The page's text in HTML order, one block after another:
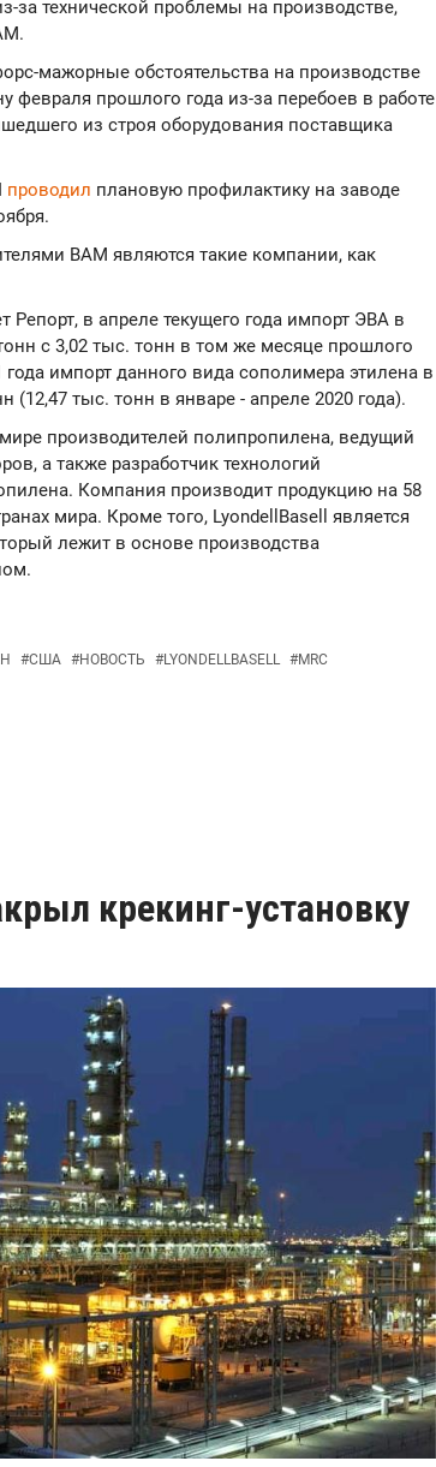
технической проблемы на производстве,
мажорные обстоятельства на производстве
февраля прошлого года из-за перебоев в работе
из строя оборудования поставщика
проводил плановую профилактику на заводе
ВАМ являются такие компании, как
Репорт, в апреле текущего года импорт ЭВА в
с 3,02 тыс. тонн в том же месяце прошлого
года импорт данного вида сополимера этилена в
(12,47 тыс. тонн в январе - апреле 2020 года).
производителей полипропилена, ведущий
а также разработчик технологий
Компания производит продукцию на 58
мира. Кроме того, LyondellBasell является
лежит в основе производства
#США #НОВОСТЬ #LYONDELLBASELL #MRC
крекинг-установку